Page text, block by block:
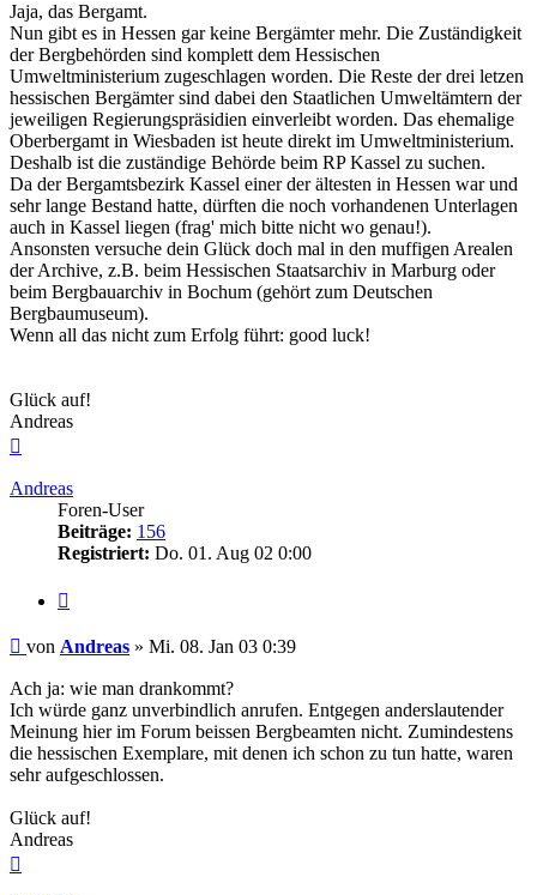
Jaja, das Bergamt.
Nun gibt es in Hessen gar keine Bergämter mehr. Die Zuständigkeit
der Bergbehörden sind komplett dem Hessischen
Umweltministerium zugeschlagen worden. Die Reste der drei letzen
hessischen Bergämter sind dabei den Staatlichen Umweltämtern der
jeweiligen Regierungspräsidien einverleibt worden. Das ehemalige
Oberbergamt in Wiesbaden ist heute direkt im Umweltministerium.
Deshalb ist die zuständige Behörde beim RP Kassel zu suchen.
Da der Bergamtsbezirk Kassel einer der ältesten in Hessen war und
sehr lange Bestand hatte, dürften die noch vorhandenen Unterlagen
auch in Kassel liegen (frag' mich bitte nicht wo genau!).
Ansonsten versuche dein Glück doch mal in den muffigen Arealen
der Archive, z.B. beim Hessischen Staatsarchiv in Marburg oder
beim Bergbauarchiv in Bochum (gehört zum Deutschen
Bergbaumuseum).
Wenn all das nicht zum Erfolg führt: good luck!
Glück auf!
Andreas
Andreas
Foren-User
Beiträge: 156
Registriert: Do. 01. Aug 02 0:00
Beitrag
von Andreas » Mi. 08. Jan 03 0:39
Ach ja: wie man drankommt?
Ich würde ganz unverbindlich anrufen. Entgegen anderslautender
Meinung hier im Forum beissen Bergbeamten nicht. Zumindestens
die hessischen Exemplare, mit denen ich schon zu tun hatte, waren
sehr aufgeschlossen.
Glück auf!
Andreas